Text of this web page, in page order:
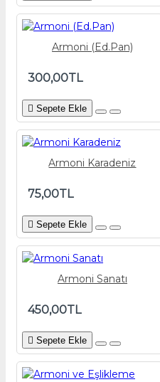
Armoni (Ed.Pan)
300,00TL
Sepete Ekle
Armoni Karadeniz
75,00TL
Sepete Ekle
Armoni Sanatı
450,00TL
Sepete Ekle